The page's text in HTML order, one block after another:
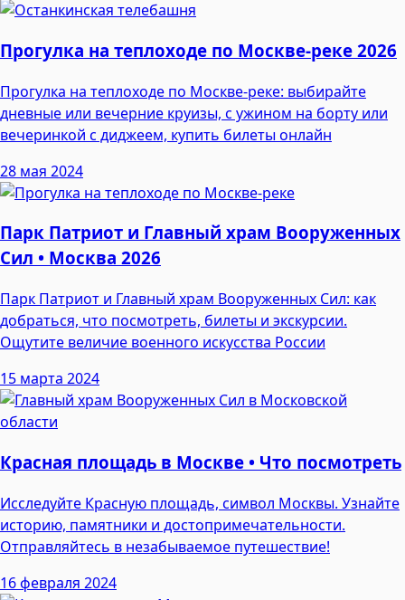
Прогулка на теплоходе по Москве-реке 2026
Прогулка на теплоходе по Москве-реке: выбирайте
дневные или вечерние круизы, с ужином на борту или
вечеринкой с диджеем, купить билеты онлайн
28 мая 2024
Парк Патриот и Главный храм Вооруженных
Сил • Москва 2026
Парк Патриот и Главный храм Вооруженных Сил: как
добраться, что посмотреть, билеты и экскурсии.
Ощутите величие военного искусства России
15 марта 2024
Красная площадь в Москве • Что посмотреть
Исследуйте Красную площадь, символ Москвы. Узнайте
историю, памятники и достопримечательности.
Отправляйтесь в незабываемое путешествие!
16 февраля 2024